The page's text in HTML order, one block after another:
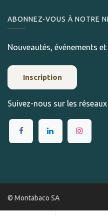
ABONNEZ-VOUS À NOTRE
Nouveautés, événements
Inscription
Suivez-nous sur les
© Montabaco SA